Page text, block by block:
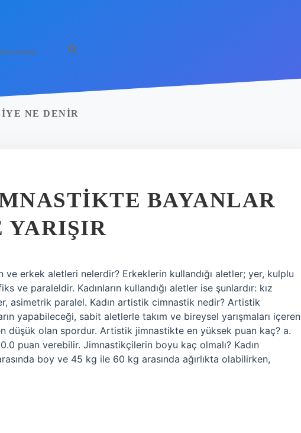
NE DENIR
BAYANLAR
YARIŞIR
ve erkek aletleri nelerdir? Erkeklerin kullandığı aletler; yer, kulplu
ve paraleldir. Kadınların kullandığı aletler ise şunlardır: kız
asimetrik paralel. Kadın artistik cimnastik nedir? Artistik
yapabileceği, sabit aletlerle takım ve bireysel yarışmaları içeren
düşük olan spordur. Artistik jimnastikte en yüksek puan kaç? a.
puan verebilir. Jimnastikçilerin boyu kaç olmalı? Kadın
boy ve 45 kg ile 60 kg arasında ağırlıkta olabilirken,